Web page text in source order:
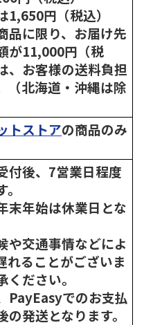
円（税込）
品に限り、お届け先
が11,000円（税
、お客様の送料負担
（北海道・沖縄は除
トストアの商品のみ
付後、7営業日程度
末年始は休業日とな
や交通事情などによ
れることがございま
ださい。
PayEasyでのお支払
発送となります。